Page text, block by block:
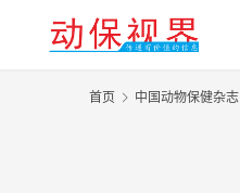
首页 中国动物保健杂志